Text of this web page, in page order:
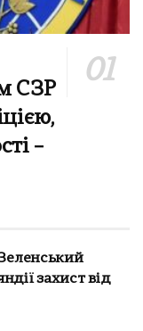
СЗР
–
захист від